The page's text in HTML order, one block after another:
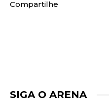
Compartilhe
SIGA O ARENA